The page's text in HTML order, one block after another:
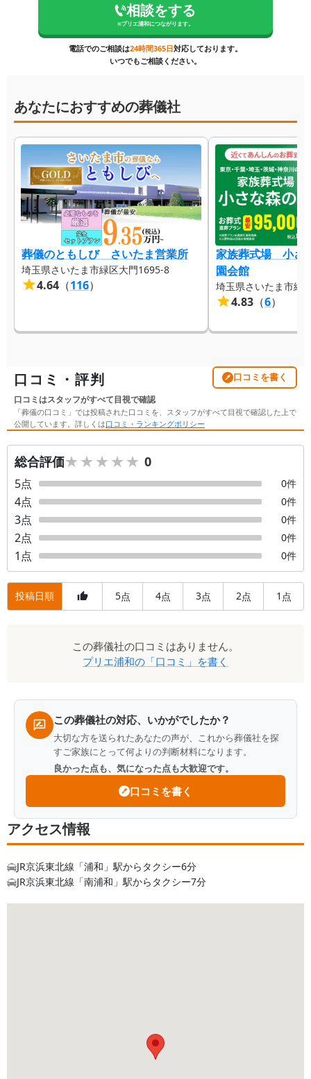
相談をする
※プリエ浦和につながります。
電話でのご相談は24時間365日対応しております。
いつでもご相談ください。
あなたにおすすめの葬儀社
葬儀のともしび さいたま営業所
埼玉県さいたま市緑区大門1695-8
4.64 （116）
家族葬式場 小さ
園会館
埼玉県さいたま市緑
4.83 （6）
口コミ・評判 口コミを書く
口コミはスタッフがすべて目視で確認
「葬儀の口コミ」では投稿された口コミを、スタッフがすべて目視で確認した上で
公開しています。詳しくは口コミ・ランキングポリシー
総合評価★★★★★
★★★★★ 0
5点 0件
4点 0件
3点 0件
2点 0件
1 点 0件
投稿日順 5点 4点 3点 2点 1 点
この葬儀社の口コミはありません。
プリエ浦和の「口コミ」を書く
この葬儀社の対応、いかがでしたか？
大切な方を送られたあなたの声が、これから葬儀社を探
すご家族にとって何よりの判断材料になります。
良かった点も、気になった点も大歓迎です。
口コミを書く
アクセス情報
JR京浜東北線「浦和」駅からタクシー6分
JR京浜東北線「南浦和」駅からタクシー7分